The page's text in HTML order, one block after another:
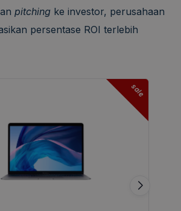
pitching ke investor, perusahaan
persentase ROI terlebih
sale